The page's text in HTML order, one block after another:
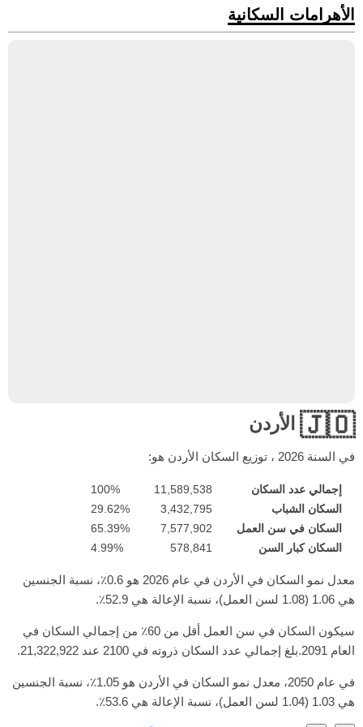
الأهرامات السكانية
🇯🇴 الأردن
في السنة 2026 ، توزيع السكان الأردن هو:
إجمالي عدد السكان 11,589,538
100%
السكان الشباب
3,432,795
29.62%
السكان في سن العمل
7,577,902
65.39%
السكان كبار السن
578,841
4.99%
معدل نمو السكان في الأردن في عام 2026 هو 0.6٪، نسبة الجنسين
هي 1.06 (1.08 لسن العمل)، نسبة الإعالة هي 52.9٪.
سيكون السكان في سن العمل أقل من 60٪ من إجمالي السكان في
العام 2091.بلغ إجمالي عدد السكان ذروته في 2100 عند 21,322,922.
في عام 2050، معدل نمو السكان في الأردن هو 1.05٪، نسبة الجنسين
هي 1.03 (1.04 لسن العمل)، نسبة الإعالة هي 53.6٪.